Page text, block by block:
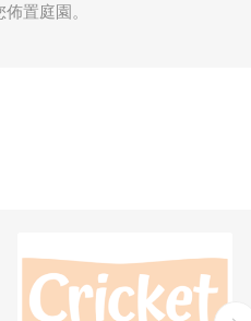
置庭園。